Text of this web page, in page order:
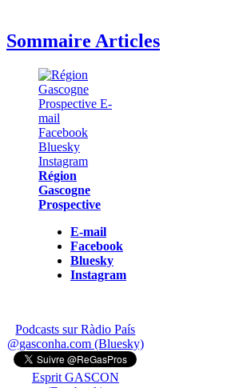
Sommaire Articles
Région
Gascogne
Prospective
E-mail
Facebook
Bluesky
Instagram
Podcasts sur Ràdio País
@gasconha.com (Bluesky)
Esprit GASCON